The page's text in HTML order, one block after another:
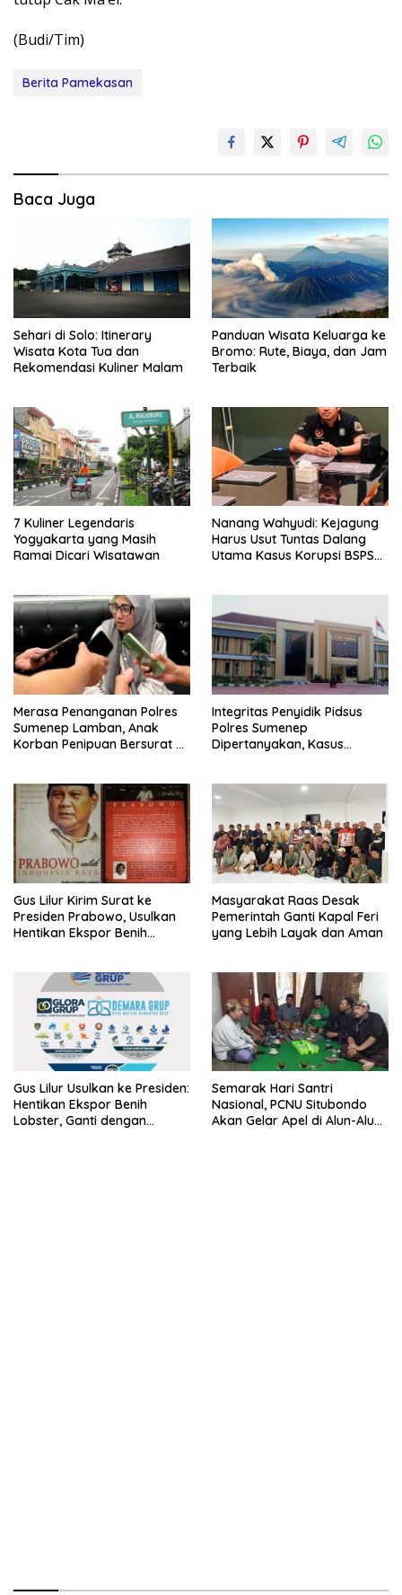
(Budi/Tim)
Berita Pamekasan
Baca Juga
Sehari di Solo: Itinerary
Wisata Kota Tua dan
Rekomendasi Kuliner Malam
Panduan Wisata Keluarga ke
Bromo: Rute, Biaya, dan Jam
Terbaik
7 Kuliner Legendaris
Yogyakarta yang Masih
Ramai Dicari Wisatawan
Nanang Wahyudi: Kejagung
Harus Usut Tuntas Dalang
Utama Kasus Korupsi BSPS
Merasa Penanganan Polres
Sumenep Lamban, Anak
Korban Penipuan Bersurat ke
Integritas Penyidik Pidsus
Polres Sumenep
Dipertanyakan, Kasus
Kepastian
Gus Lilur Kirim Surat ke
Presiden Prabowo, Usulkan
Hentikan Ekspor Benih
Masyarakat Raas Desak
Pemerintah Ganti Kapal Feri
yang Lebih Layak dan Aman
Gus Lilur Usulkan ke Presiden:
Hentikan Ekspor Benih
Lobster, Ganti dengan
Semarak Hari Santri
Nasional, PCNU Situbondo
Akan Gelar Apel di Alun-Alun